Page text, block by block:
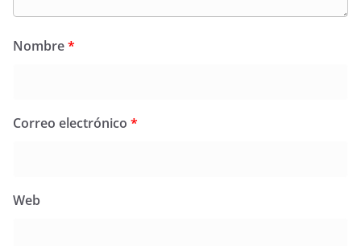
Nombre*
Correo electrónico *
Web